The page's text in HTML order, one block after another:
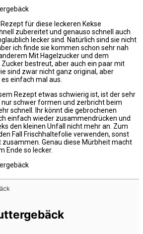
für diese leckeren Kekse
zubereitet und genauso schnell auch
lecker sind. Natürlich sind sie nicht
ich finde sie kommen schon sehr nah
Mit Hagelzucker und dem
bestreut, aber auch ein paar mit
sind zwar nicht ganz original, aber
einfach mal aus.
Rezept etwas schwierig ist, ist der sehr
nur schwer formen und zerbricht beim
schnell. Ihr könnt die gebrochenen
einfach wieder zusammendrücken und
den kleinen Unfall nicht mehr an. Zum
Fall Frischhaltefolie verwenden, sonst
zusammen. Genau diese Mürbheit macht
Ende so lecker.